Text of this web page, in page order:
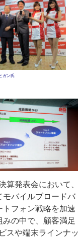
ガン氏
発表会において、
モバイルブロードバ
フォン戦略を加速
の中で、顧客満足
スや端末ラインナッ